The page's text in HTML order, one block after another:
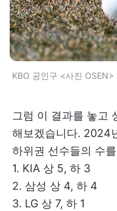
KBO 공인구 <사진 OSEN>
그럼 이 결과를 놓고
해보겠습니다. 2024
하위권 선수들의 수
1. KIA 상 5, 하 3
2. 삼성 상 4, 하 4
3. LG 상 7, 하 1